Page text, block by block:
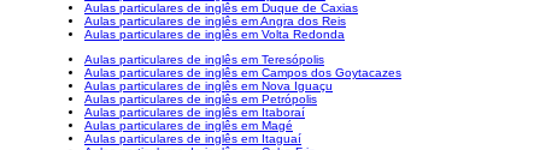
Aulas particulares de inglês em Duque de Caxias
Aulas particulares de inglês em Angra dos Reis
Aulas particulares de inglês em Volta Redonda
Aulas particulares de inglês em Teresópolis
Aulas particulares de inglês em Campos dos Goytacazes
Aulas particulares de inglês em Nova Iguaçu
Aulas particulares de inglês em Petrópolis
Aulas particulares de inglês em Itaboraí
Aulas particulares de inglês em Magé
Aulas particulares de inglês em Itaguaí